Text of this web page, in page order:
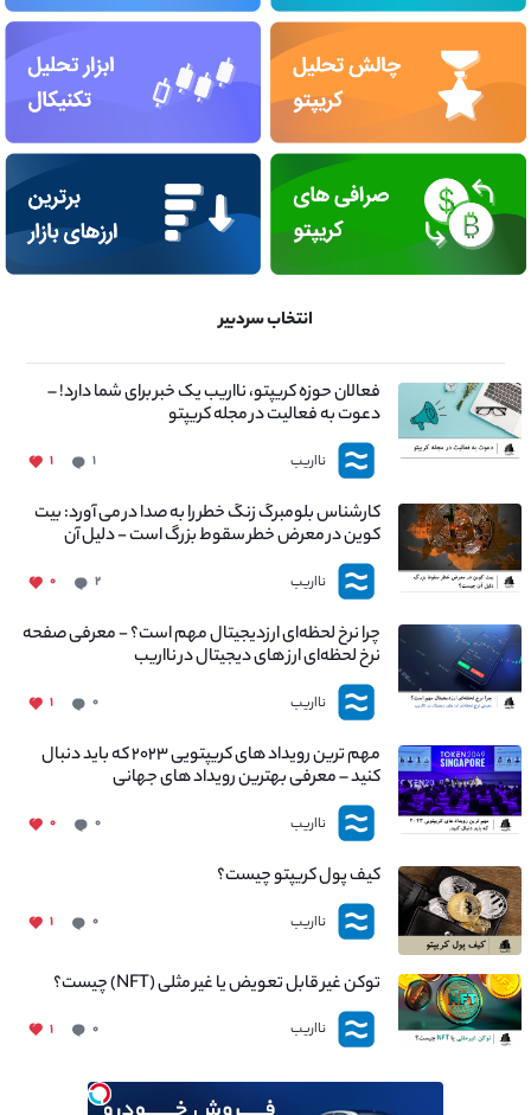
انتخاب سردبیر
فعالان حوزه کریپتو، نااریب یک خبر برای شما دارد! –
دعوت به فعالیت در مجله کریپتو
نااریب ۱ ۱
کارشناس بلومبرگ زنگ خطر را به صدا در می آورد: بیت
کوین در معرض خطر سقوط بزرگ است - دلیل آن
چیست؟
نااریب ۲ ۰
چرا نرخ لحظه‌ای ارزدیجیتال مهم است؟ - معرفی صفحه
نرخ لحظه‌ای ارز های دیجیتال در نااریب
نااریب ۰ ۱
مهم ترین رویداد های کریپتویی ۲۰۲۳ که باید دنبال
کنید – معرفی بهترین رویداد های جهانی
نااریب ۰ ۰
کیف پول کریپتو چیست؟
نااریب ۰ ۱
توکن غیر قابل تعویض یا غیر مثلی (NFT) چیست؟
نااریب ۰ ۱